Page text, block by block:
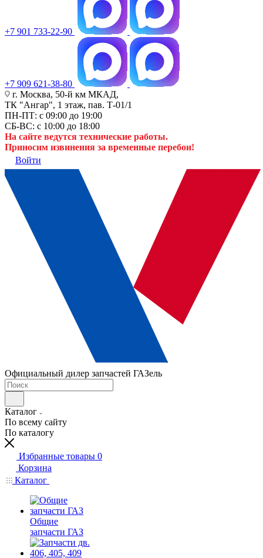
+7 901 733-22-90
+7 909 621-38-80
г. Москва, 50-й км МКАД,
ТК "Ангар", 1 этаж, пав. Т-01/1
ПН-ПТ: с 09:00 до 19:00
СБ-ВС: с 10:00 до 18:00
На сайте ведутся технические работы.
Приносим извинения за временные перебои!
Войти
Официальный дилер запчастей ГАЗель
Каталог
По всему сайту
По каталогу
Избранные товары 0
Корзина
Каталог
Общие
запчасти ГАЗ